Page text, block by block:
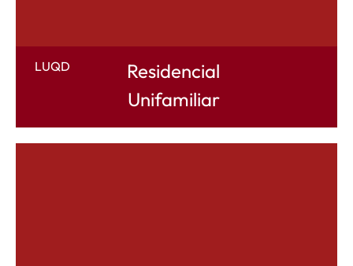
LUQD
Residencial
Unifamiliar